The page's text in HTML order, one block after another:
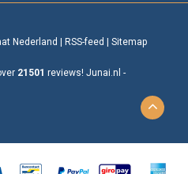
Nederland RSS-feed Sitemap
21501 reviews! Junai.nl -